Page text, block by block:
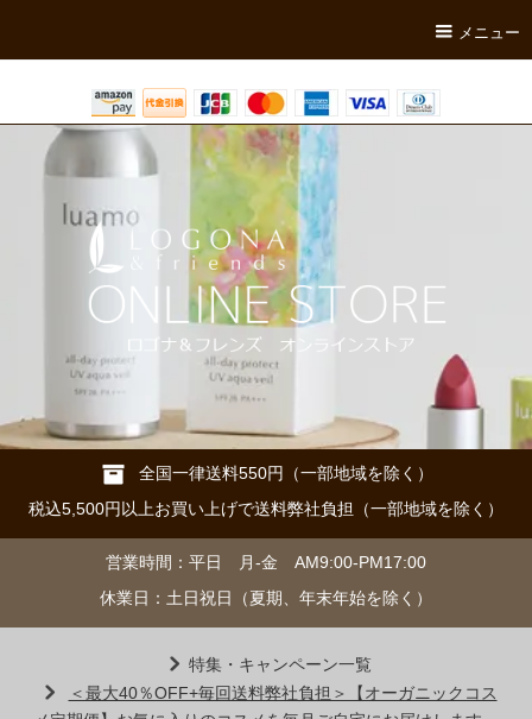
メニュー
全国一律送料550円（一部地域を除く）
税込5,500円以上お買い上げで送料弊社負担（一部地域を除く）
営業時間：平日 月-金 AM9:00-PM17:00
休業日：土日祝日（夏期、年末年始を除く）
特集・キャンペーン一覧
＜最大40％OFF+毎回送料弊社負担＞【オーガニックコス